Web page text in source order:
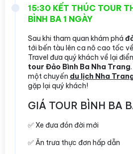
15:30 KẾT THÚC TOUR
BÌNH BA 1 NGÀY
Sau khi tham quan khám phá
tới bến tàu lên ca nô cao tốc
Travel đưa quý khách về lại
tour Đảo Bình Ba Nha Trang
một chuyến du lịch Nha
gặp lại quý khách!
GIÁ TOUR BÌNH BA
✅ Xe đưa đón đời mới
✅ Ăn trưa thực đơn hấp dẫn